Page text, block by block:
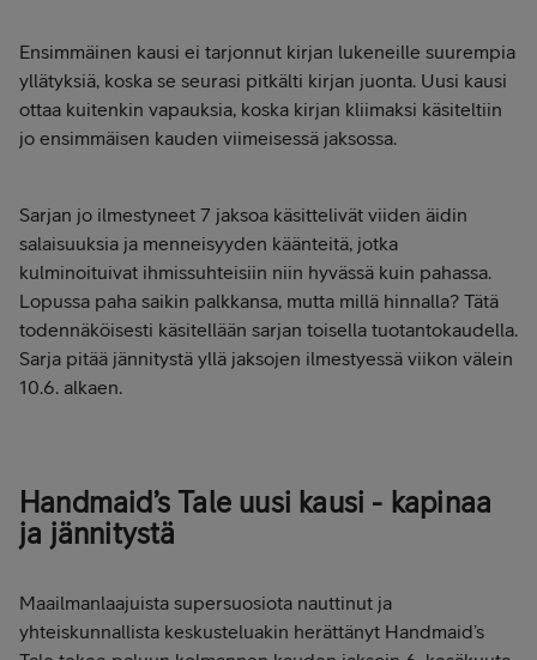
Ensimmäinen kausi ei tarjonnut kirjan lukeneille suurempia
yllätyksiä, koska se seurasi pitkälti kirjan juonta. Uusi kausi
ottaa kuitenkin vapauksia, koska kirjan kliimaksi käsiteltiin
jo ensimmäisen kauden viimeisessä jaksossa.
Sarjan jo ilmestyneet 7 jaksoa käsittelivät viiden äidin
salaisuuksia ja menneisyyden käänteitä, jotka
kulminoituivat ihmissuhteisiin niin hyvässä kuin pahassa.
Lopussa paha saikin palkkansa, mutta millä hinnalla? Tätä
todennäköisesti käsitellään sarjan toisella tuotantokaudella.
Sarja pitää jännitystä yllä jaksojen ilmestyessä viikon välein
10.6. alkaen.
Handmaid’s Tale uusi kausi - kapinaa
ja jännitystä
Maailmanlaajuista supersuosiota nauttinut ja
yhteiskunnallista keskusteluakin herättänyt Handmaid’s